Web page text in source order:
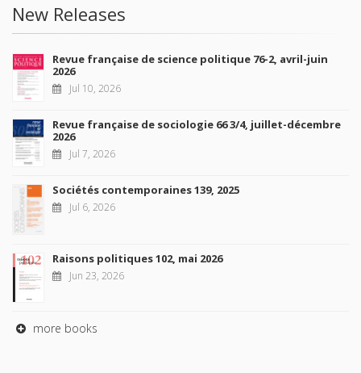
New Releases
Revue française de science politique 76-2, avril-juin
2026
Jul 10, 2026
Revue française de sociologie 66 3/4, juillet-décembre
2026
Jul 7, 2026
Sociétés contemporaines 139, 2025
Jul 6, 2026
Raisons politiques 102, mai 2026
Jun 23, 2026
more books